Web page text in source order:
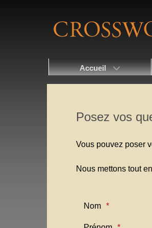
Accueil
Posez vos
Vous pouvez poser
Nous mettons tout
Nom